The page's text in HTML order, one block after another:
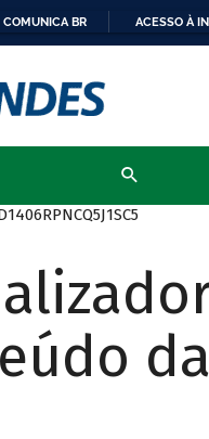
COMUNICA BR ACESSO À